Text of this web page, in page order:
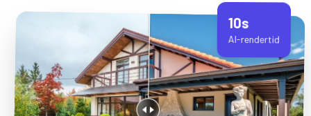
10s
AI-rendertid